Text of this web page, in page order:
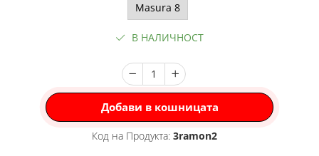
Masura 8
В НАЛИЧНОСТ
Добави в кошницата
Код на Продукта: 3ramon2